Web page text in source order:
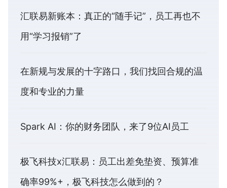
汇联易新账本：真正的“随手记”，员工再也不
用“学习报销”了
在新规与发展的十字路口，我们找回合规的温
度和专业的力量
Spark AI：你的财务团队，来了9位AI员工
极飞科技x汇联易：员工出差免垫资、预算准
确率99%+，极飞科技怎么做到的？